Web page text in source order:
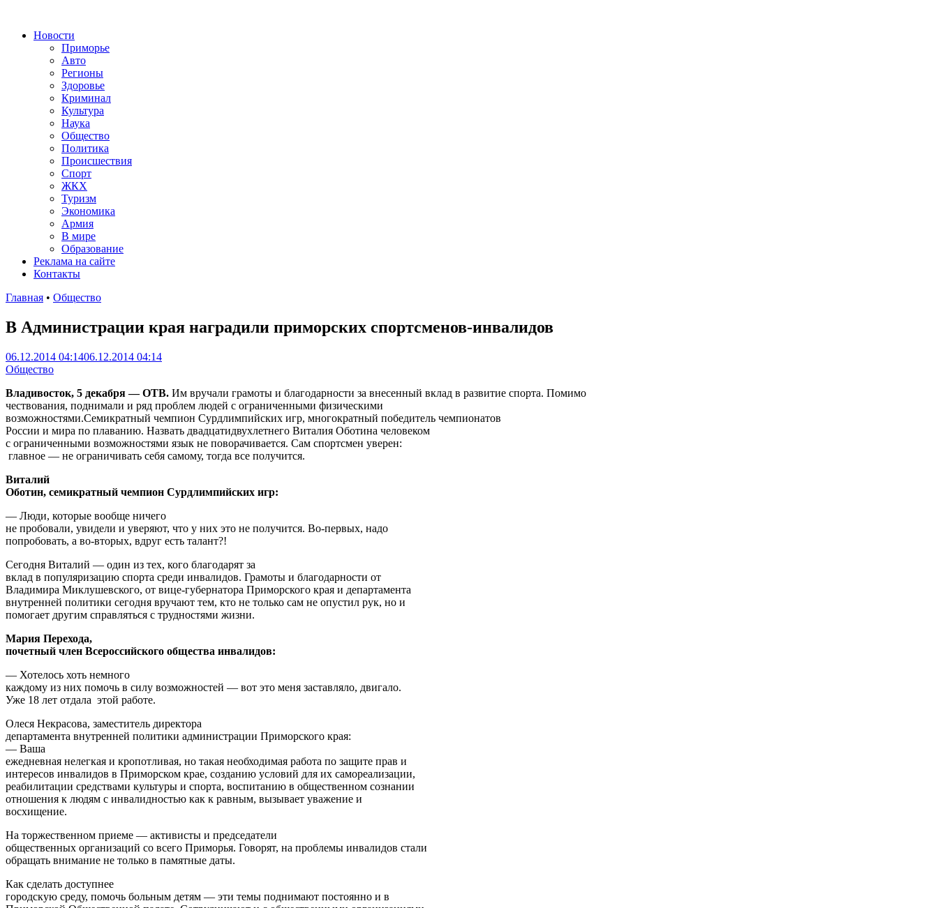
Новости
Приморье
Авто
Регионы
Здоровье
Криминал
Культура
Наука
Общество
Политика
Происшествия
Спорт
ЖКХ
Туризм
Экономика
Армия
В мире
Образование
Реклама на сайте
Контакты
Главная • Общество
В Администрации края наградили приморских спортсменов-инвалидов
06.12.2014 04:1406.12.2014 04:14
Общество
Владивосток, 5 декабря — ОТВ. Им вручали грамоты и благодарности за внесенный вклад в развитие спорта. Помимо
чествования, поднимали и ряд проблем людей с ограниченными физическими
возможностями.Семикратный чемпион Сурдлимпийских игр, многократный победитель чемпионатов
России и мира по плаванию. Назвать двадцатидвухлетнего Виталия Оботина человеком
с ограниченными возможностями язык не поворачивается. Сам спортсмен уверен:
главное — не ограничивать себя самому, тогда все получится.
Виталий
Оботин, семикратный чемпион Сурдлимпийских игр:
— Люди, которые вообще ничего
не пробовали, увидели и уверяют, что у них это не получится. Во-первых, надо
попробовать, а во-вторых, вдруг есть талант?!
Сегодня Виталий — один из тех, кого благодарят за
вклад в популяризацию спорта среди инвалидов. Грамоты и благодарности от
Владимира Миклушевского, от вице-губернатора Приморского края и департамента
внутренней политики сегодня вручают тем, кто не только сам не опустил рук, но и
помогает другим справляться с трудностями жизни.
Мария Перехода,
почетный член Всероссийского общества инвалидов:
— Хотелось хоть немного
каждому из них помочь в силу возможностей — вот это меня заставляло, двигало.
Уже 18 лет отдала этой работе.
Олеся Некрасова, заместитель директора
департамента внутренней политики администрации Приморского края:
— Ваша
ежедневная нелегкая и кропотливая, но такая необходимая работа по защите прав и
интересов инвалидов в Приморском крае, созданию условий для их самореализации,
реабилитации средствами культуры и спорта, воспитанию в общественном сознании
отношения к людям с инвалидностью как к равным, вызывает уважение и
восхищение.
На торжественном приеме — активисты и председатели
общественных организаций со всего Приморья. Говорят, на проблемы инвалидов стали
обращать внимание не только в памятные даты.
Как сделать доступнее
городскую среду, помочь больным детям — эти темы поднимают постоянно и в